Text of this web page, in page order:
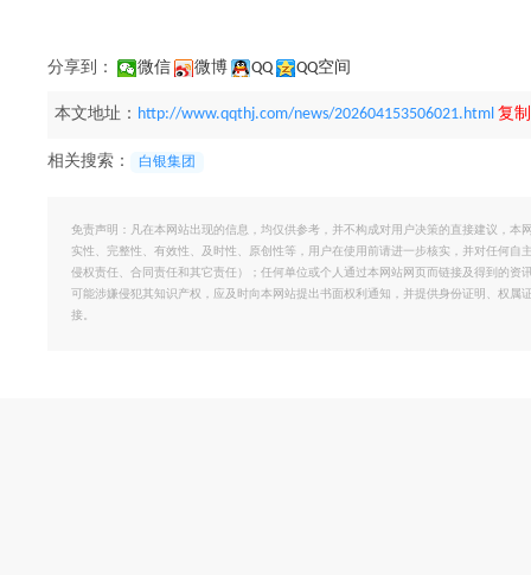
分享到： 微信 微博 QQ QQ空间
本文地址： http://www.qqthj.com/news/202604153506021.html 复
相关搜索： 白银集团
免责声明：凡在本网站出现的信息，均仅供参考，并不构成对用户决策的直接建议，
实性、完整性、有效性、及时性、原创性等，用户在使用前请进一步核实，并对任何
侵权责任、合同责任和其它责任）；任何单位或个人通过本网站网页而链接及得到的
可能涉嫌侵犯其知识产权，应及时向本网站提出书面权利通知，并提供身份证明、权
接。